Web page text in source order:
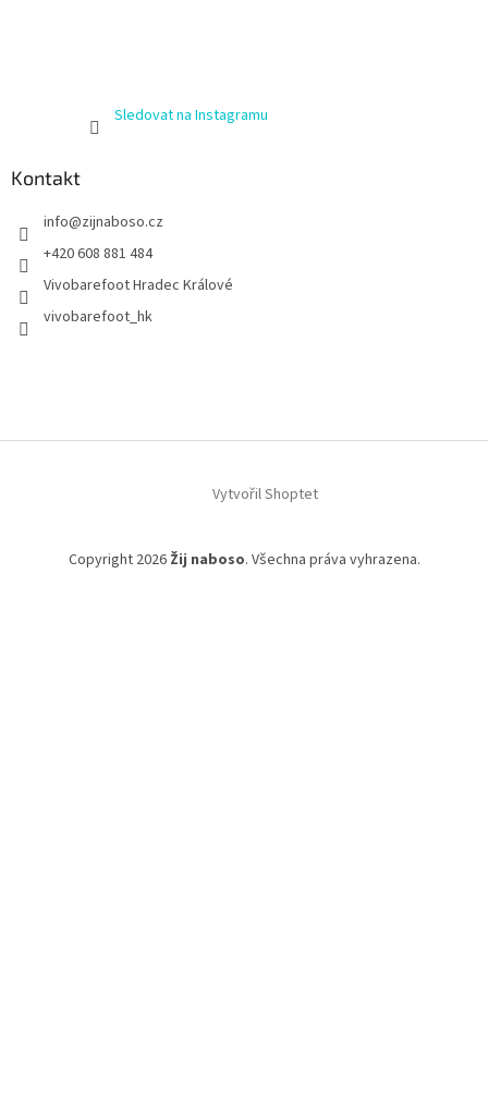
Sledovat na Instagramu
Kontakt
info@zijnaboso.cz
+420 608 881 484
Vivobarefoot Hradec Králové
vivobarefoot_hk
Vytvořil Shoptet
Copyright 2026 Žij naboso. Všechna práva vyhrazena.